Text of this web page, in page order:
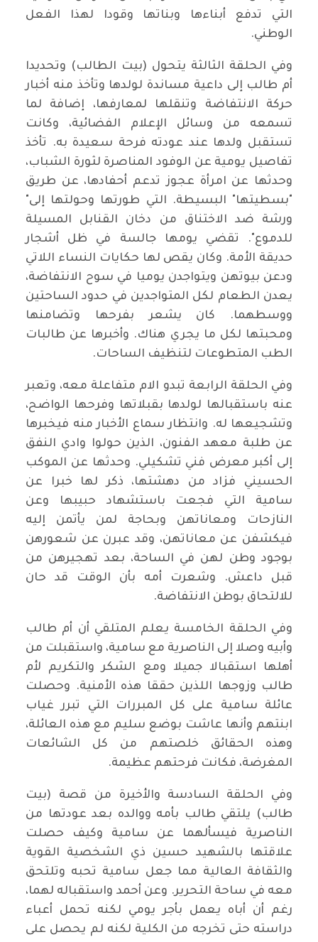
التي تدفع أبناءها وبناتها وقودا لهذا الفعل
الوطني.
وفي الحلقة الثالثة يتحول (بيت الطالب) وتحديدا
أم طالب إلى داعية مساندة لولدها وتأخذ منه أخبار
حركة الانتفاضة وتنقلها لمعارفها، إضافة لما
تسمعه من وسائل الإعلام الفضائية، وكانت
تستقبل ولدها عند عودته فرحة سعيدة به. تأخذ
تفاصيل يومية عن الوفود المناصرة لثورة الشباب،
وحدثها عن امرأة عجوز تدعم أحفادها، عن طريق
"بسطيتها" البسيطة. التي طورتها وحولتها إلى"
ورشة ضد الاختناق من دخان القنابل المسيلة
للدموع". تقضي يومها جالسة في ظل أشجار
حديقة الأمة. وكان يقص لها حكايات النساء اللاتي
ودعن بيوتهن ويتواجدن يوميا في سوح الانتفاضة،
يعدن الطعام لكل المتواجدين في حدود الساحتين
ووسطهما. كان يشعر بفرحها وتضامنها
ومحبتها لكل ما يجري هناك. وأخبرها عن طالبات
الطب المتطوعات لتنظيف الساحات.
وفي الحلقة الرابعة تبدو الام متفاعلة معه، وتعبر
عنه باستقبالها لولدها بقبلاتها وفرحها الواضح،
وتشجيعها له. وانتظار سماع الأخبار منه فيخبرها
عن طلبة معهد الفنون، الذين حولوا وادي النفق
إلى أكبر معرض فني تشكيلي. وحدثها عن الموكب
الحسيني فزاد من دهشتها، ذكر لها خبرا عن
سامية التي فجعت باستشهاد حبيبها وعن
النازحات ومعاناتهن وبحاجة لمن يأتمن إليه
فيكشفن عن معاناتهن، وقد عبرن عن شعورهن
بوجود وطن لهن في الساحة، بعد تهجيرهن من
قبل داعش. وشعرت أمه بأن الوقت قد حان
للالتحاق بوطن الانتفاضة.
وفي الحلقة الخامسة يعلم المتلقي أن أم طالب
وأبيه وصلا إلى الناصرية مع سامية، واستقبلت من
أهلها استقبالا جميلا ومع الشكر والتكريم لأم
طالب وزوجها اللذين حققا هذه الأمنية. وحصلت
عائلة سامية على كل المبررات التي تبرر غياب
ابنتهم وأنها عاشت بوضع سليم مع هذه العائلة،
وهذه الحقائق خلصتهم من كل الشائعات
المغرضة، فكانت فرحتهم عظيمة.
وفي الحلقة السادسة والأخيرة من قصة (بيت
طالب) يلتقي طالب بأمه ووالده بعد عودتها من
الناصرية فيسألهما عن سامية وكيف حصلت
علاقتها بالشهيد حسين ذي الشخصية القوية
والثقافة العالية مما جعل سامية تحبه وتلتحق
معه في ساحة التحرير. وعن أحمد واستقباله لهما،
رغم أن أباه يعمل بأجر يومي لكنه تحمل أعباء
دراسته حتى تخرجه من الكلية لكنه لم يحصل على